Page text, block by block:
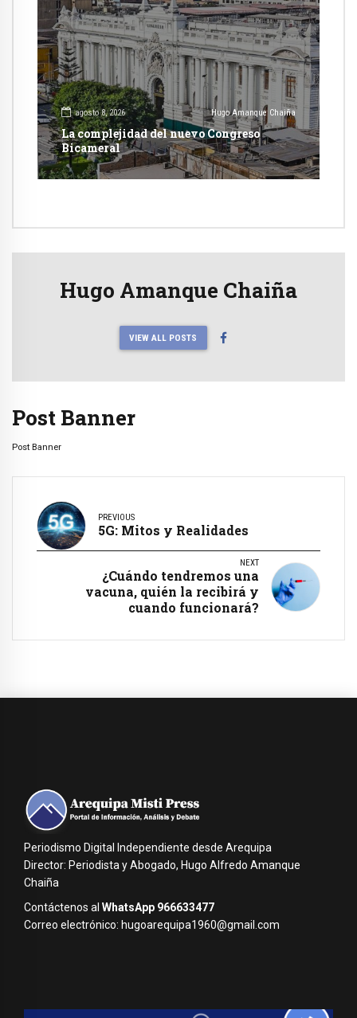
agosto 8, 2026 Hugo Amanque Chaiña
La complejidad del nuevo Congreso
Bicameral
Hugo Amanque Chaiña
VIEW ALL POSTS
Post Banner
Post Banner
PREVIOUS
5G: Mitos y Realidades
NEXT
¿Cuándo tendremos una
vacuna, quién la recibirá y
cuando funcionará?
Periodismo Digital Independiente desde Arequipa
Director: Periodista y Abogado, Hugo Alfredo Amanque
Chaiña
Contáctenos al WhatsApp 966633477
Correo electrónico: hugoarequipa1960@gmail.com